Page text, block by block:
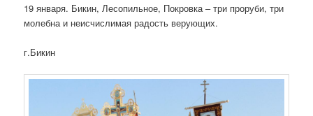
19 января. Бикин, Лесопильное, Покровка – три проруби, три
молебна и неисчислимая радость верующих.
г.Бикин